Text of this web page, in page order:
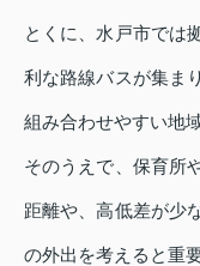
とくに、水戸市では
利な路線バスが集ま
組み合わせやすい地
そのうえで、保育所
距離や、高低差が少
の外出を考えると重